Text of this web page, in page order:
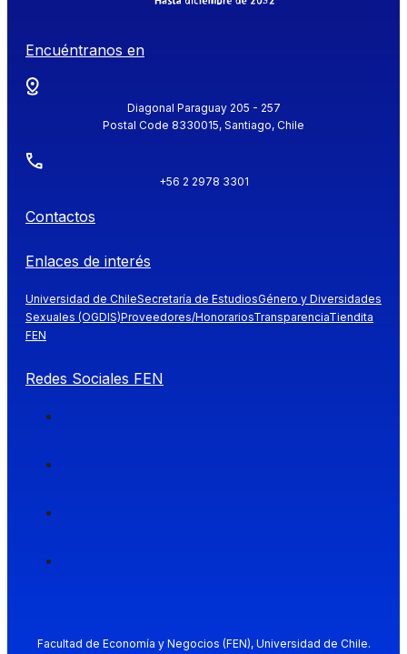
Encuéntranos en
Diagonal Paraguay 205 - 257
Postal Code 8330015, Santiago, Chile
+56 2 2978 3301
Contactos
Enlaces de interés
Universidad de ChileSecretaría de EstudiosGénero y Diversidades
Sexuales (OGDIS)Proveedores/HonorariosTransparenciaTiendita
FEN
Redes Sociales FEN
Facultad de Economía y Negocios (FEN), Universidad de Chile.